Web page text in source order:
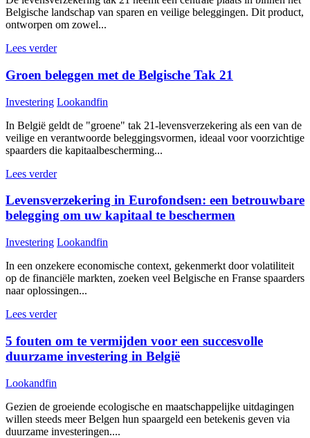
Belgische landschap van sparen en veilige beleggingen. Dit product,
ontworpen om zowel...
Lees verder
Groen beleggen met de Belgische Tak 21
Investering Lookandfin
In België geldt de "groene" tak 21-levensverzekering als een van de
veilige en verantwoorde beleggingsvormen, ideaal voor voorzichtige
spaarders die kapitaalbescherming...
Lees verder
Levensverzekering in Eurofondsen: een betrouwbare
belegging om uw kapitaal te beschermen
Investering Lookandfin
In een onzekere economische context, gekenmerkt door volatiliteit
op de financiële markten, zoeken veel Belgische en Franse spaarders
naar oplossingen...
Lees verder
5 fouten om te vermijden voor een succesvolle
duurzame investering in België
Lookandfin
Gezien de groeiende ecologische en maatschappelijke uitdagingen
willen steeds meer Belgen hun spaargeld een betekenis geven via
duurzame investeringen....